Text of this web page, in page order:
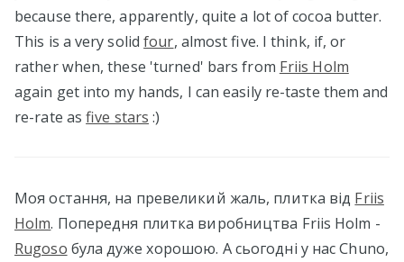
because there, apparently, quite a lot of cocoa butter.
This is a very solidfour, almost five. I think, if, or
rather when, these 'turned' bars from Friis Holm
again get into my hands, I can easily re-taste them and
re-rate asfive stars :)
Моя остання, на превеликий жаль, плитка від Friis
Holm. Попередня плитка виробництва Friis Holm -
Rugoso була дуже хорошою. А сьогодні у нас Chuno,